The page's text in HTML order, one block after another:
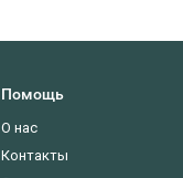
Помощь
О нас
Контакты